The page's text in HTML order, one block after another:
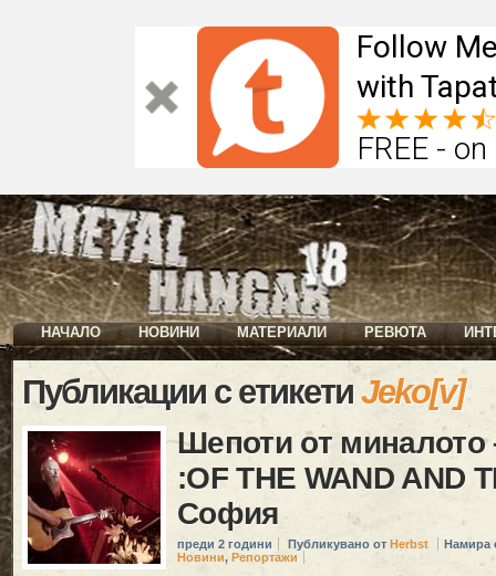
Follow
with
FREE -
НАЧАЛО НОВИНИ МАТЕРИАЛИ РЕВЮТА
Публикации с етикетиJeko[v]
Шепоти от миналото
:OF THE WAND AND
София
преди 2 години Публикувано от Herbst
Намира
Новини, Репортажи